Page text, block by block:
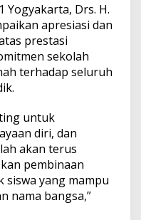
Yogyakarta, Drs. H.
apresiasi dan
prestasi
sekolah
terhadap seluruh
untuk
diri, dan
akan terus
pembinaan
siswa yang mampu
nama bangsa,”